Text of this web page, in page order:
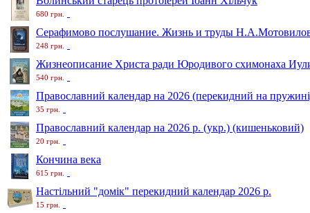
680 грн.
Серафимово послушание. Жизнь и труды
248 грн.
Жизнеописание Христа ради Юродивого схимонаха
540 грн.
Православний календар на 2026 (перекидний на
35 грн.
Православний календар на 2026 р. (укр.) (кишеньковий)
20 грн.
Кончина века
615 грн.
Настільний "домік" перекидний календар 2026 р.
15 грн.